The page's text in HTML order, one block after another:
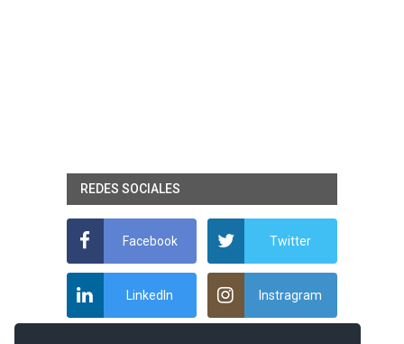
REDES SOCIALES
Facebook Twitter
LinkedIn Instragram